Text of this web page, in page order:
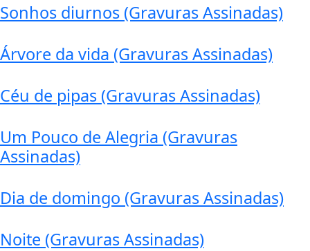
Sonhos diurnos (Gravuras Assinadas)
Árvore da vida (Gravuras Assinadas)
Céu de pipas (Gravuras Assinadas)
Um Pouco de Alegria (Gravuras
Assinadas)
Dia de domingo (Gravuras Assinadas)
Noite (Gravuras Assinadas)